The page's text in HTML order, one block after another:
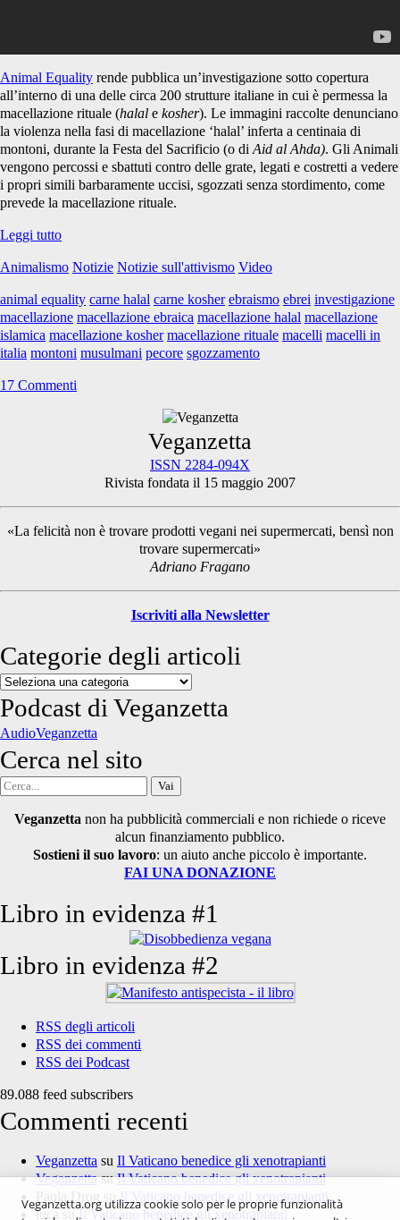
Animal Equality rende pubblica un’investigazione sotto copertura
all’interno di una delle circa 200 strutture italiane in cui è permessa la
macellazione rituale (halal e kosher). Le immagini raccolte denunciano
la violenza nella fasi di macellazione ‘halal’ inferta a centinaia di
montoni, durante la Festa del Sacrificio (o di Aid al Ahda). Gli Animali
vengono percossi e sbattuti contro delle grate, legati e costretti a vedere
i propri simili barbaramente uccisi, sgozzati senza stordimento, come
prevede la macellazione rituale.
Leggi tuttoCrudeltà
Animalismo Notizie Notizie sull'attivismo Video
animal equality carne halal carne kosher ebraismo ebrei investigazione
macellazione macellazione ebraica macellazione halal macellazione
islamica macellazione kosher macellazione rituale macelli macelli in
italia montoni musulmani pecore sgozzamento
17 Commenti
Sidebar
Veganzetta
ISSN 2284-094X
Rivista fondata il 15 maggio 2007
«La felicità non è trovare prodotti vegani nei supermercati, bensì non
trovare supermercati»
Adriano Fragano
Iscriviti alla Newsletter
Categorie degli articoli
Categorie
degli
articoli
Podcast di Veganzetta
AudioVeganzetta
Cerca nel sito
Cerca
Veganzetta non ha pubblicità commerciali e non richiede o riceve
alcun finanziamento pubblico.
Sostieni il suo lavoro: un aiuto anche piccolo è importante.
FAI UNA DONAZIONE
Libro in evidenza #1
Libro in evidenza #2
RSS degli articoli
RSS dei commenti
RSS dei Podcast
89.088 feed subscribers
Commenti recenti
Veganzetta su Il Vaticano benedice gli xenotrapianti
VeganzettasuIl Vaticano benedice gli xenotrapianti
Paola Drog suIl Vaticano benedice gli xenotrapianti
luca suIl Vaticano benedice gli xenotrapianti
Veganzetta.org utilizza cookie solo per le proprie funzionalità